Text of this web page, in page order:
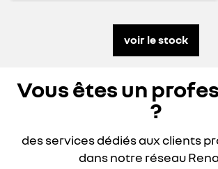
voir le stock
Vous êtes un
?
des services dédiés aux clients
dans notre réseau